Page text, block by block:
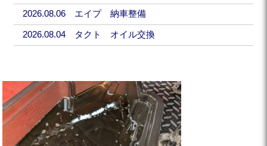
2026.08.06 エイプ 納車整備
2026.08.04 タクト オイル交換